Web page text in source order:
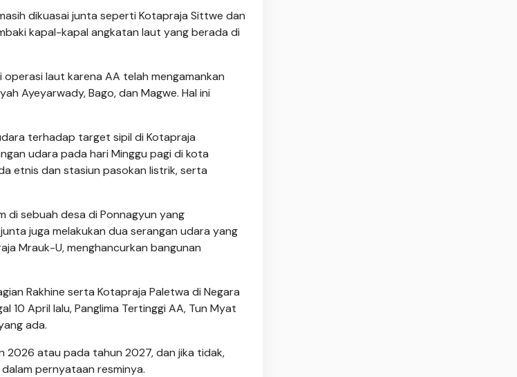
dikuasai junta seperti Kotapraja Sittwe dan
kapal-kapal angkatan laut yang berada di
operasi laut karena AA telah mengamankan
Ayeyarwady, Bago, dan Magwe. Hal ini
terhadap target sipil di Kotapraja
udara pada hari Minggu pagi di kota
etnis dan stasiun pasokan listrik, serta
di sebuah desa di Ponnagyun yang
juga melakukan dua serangan udara yang
Mrauk-U, menghancurkan bangunan
Rakhine serta Kotapraja Paletwa di Negara
10 April lalu, Panglima Tertinggi AA, Tun Myat
ada.
2026 atau pada tahun 2027, dan jika tidak,
pernyataan resminya.